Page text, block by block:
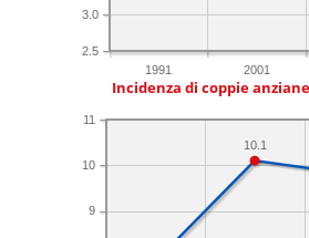
1991 2001
2.5
3.0
Incidenza di coppie
9
10
11
10.1